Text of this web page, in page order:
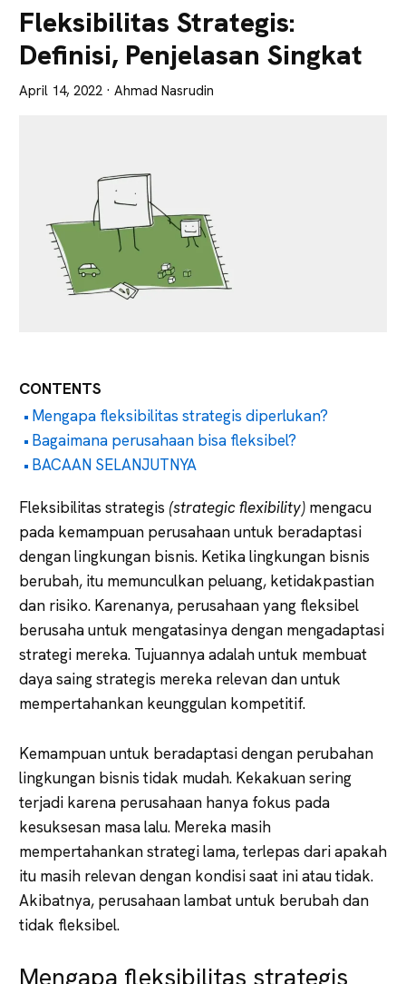
Tajam
Fleksibilitas Strategis:
Definisi, Penjelasan Singkat
April 14, 2022 · Ahmad Nasrudin
CONTENTS
Mengapa fleksibilitas strategis diperlukan?
Bagaimana perusahaan bisa fleksibel?
BACAAN SELANJUTNYA
Fleksibilitas strategis (strategic flexibility) mengacu
pada kemampuan perusahaan untuk beradaptasi
dengan lingkungan bisnis. Ketika lingkungan bisnis
berubah, itu memunculkan peluang, ketidakpastian
dan risiko. Karenanya, perusahaan yang fleksibel
berusaha untuk mengatasinya dengan mengadaptasi
strategi mereka. Tujuannya adalah untuk membuat
daya saing strategis mereka relevan dan untuk
mempertahankan keunggulan kompetitif.
Kemampuan untuk beradaptasi dengan perubahan
lingkungan bisnis tidak mudah. Kekakuan sering
terjadi karena perusahaan hanya fokus pada
kesuksesan masa lalu. Mereka masih
mempertahankan strategi lama, terlepas dari apakah
itu masih relevan dengan kondisi saat ini atau tidak.
Akibatnya, perusahaan lambat untuk berubah dan
tidak fleksibel.
Mengapa fleksibilitas strategis